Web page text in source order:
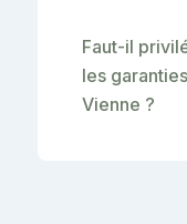
Faut-il
les
Vienne ?